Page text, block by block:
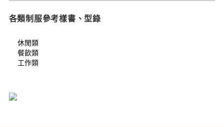
各類制服參考樣書、型錄
休閒類
餐飲類
工作類